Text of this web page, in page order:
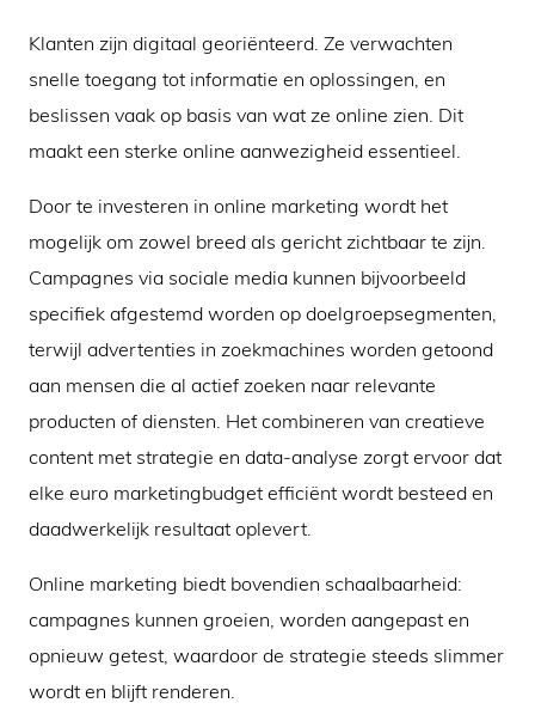
Klanten zijn digitaal georiënteerd. Ze verwachten
snelle toegang tot informatie en oplossingen, en
beslissen vaak op basis van wat ze online zien. Dit
maakt een sterke online aanwezigheid essentieel.
Door te investeren in online marketing wordt het
mogelijk om zowel breed als gericht zichtbaar te zijn.
Campagnes via sociale media kunnen bijvoorbeeld
specifiek afgestemd worden op doelgroepsegmenten,
terwijl advertenties in zoekmachines worden getoond
aan mensen die al actief zoeken naar relevante
producten of diensten. Het combineren van creatieve
content met strategie en data-analyse zorgt ervoor dat
elke euro marketingbudget efficiënt wordt besteed en
daadwerkelijk resultaat oplevert.
Online marketing biedt bovendien schaalbaarheid:
campagnes kunnen groeien, worden aangepast en
opnieuw getest, waardoor de strategie steeds slimmer
wordt en blijft renderen.